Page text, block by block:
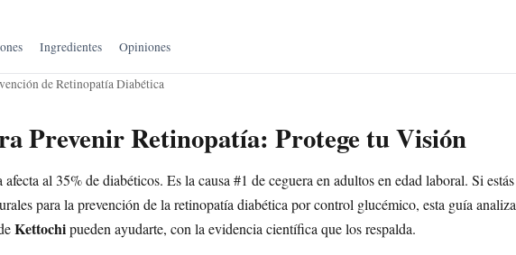
Ingredientes Opiniones
de Retinopatía Diabética
Prevenir Retinopatía: Protege tu Visión
al 35% de diabéticos. Es la causa #1 de ceguera en adultos en edad laboral. Si estás
para la prevención de la retinopatía diabética por control glucémico, esta guía analiza
Kettochipueden ayudarte, con la evidencia científica que los respalda.